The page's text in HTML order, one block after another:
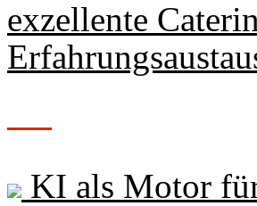
exzellente
KI als Motor